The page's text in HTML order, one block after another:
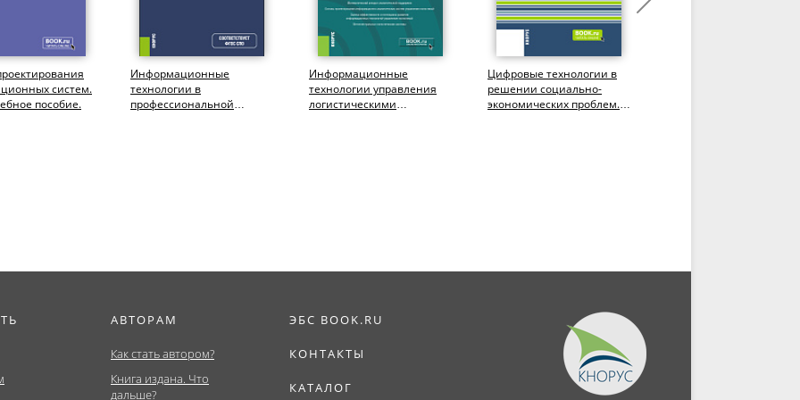
систем.
пособие.
Информационные
технологии в
профессиональной
Информационные
технологии управления
логистическими
Цифровые технологии в
решении социально-
экономических проблем.
АВТОРАМ
Как стать автором?
Книга издана. Что
дальше?
ЭБС BOOK.RU
КОНТАКТЫ
КАТАЛОГ